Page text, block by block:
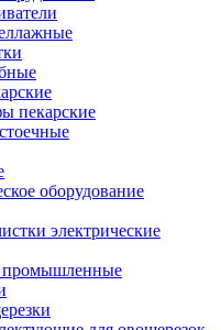
пекарские
оборудование
электрические
промышленные